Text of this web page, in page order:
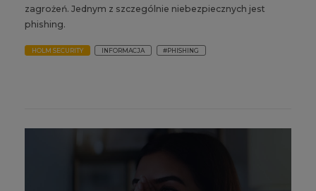
zagrożeń. Jednym z szczególnie niebezpiecznych jest
phishing.
HOLM SECURITY INFORMACJA #PHISHING